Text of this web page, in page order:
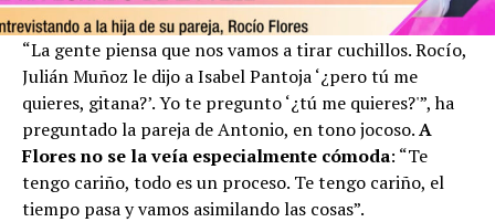
“La gente piensa que nos vamos a tirar cuchillos. Rocío,
Julián Muñoz le dijo a Isabel Pantoja ‘¿pero tú me
quieres, gitana?’. Yo te pregunto ‘¿tú me quieres?'”, ha
preguntado la pareja de Antonio, en tono jocoso.A
Flores no se la veía especialmente cómoda: “Te
tengo cariño, todo es un proceso. Te tengo cariño, el
tiempo pasa y vamos asimilando las cosas”.